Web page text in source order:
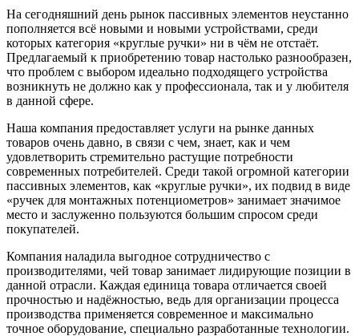
На сегодняшний день рынок пассивных элементов неустанно
пополняется всё новыми и новыми устройствами, среди
которых категория «круглые ручки» ни в чём не отстаёт.
Предлагаемый к приобретению товар настолько разнообразен,
что проблем с выбором идеально подходящего устройства
возникнуть не должно как у профессионала, так и у любителя
в данной сфере.
Наша компания предоставляет услуги на рынке данных
товаров очень давно, в связи с чем, знает, как и чем
удовлетворить стремительно растущие потребности
современных потребителей. Среди такой огромной категории
пассивных элементов, как «круглые ручки», их подвид в виде
«ручек для монтажных потенциометров» занимает значимое
место и заслуженно пользуются большим спросом среди
покупателей.
Компания наладила выгодное сотрудничество с
производителями, чей товар занимает лидирующие позиции в
данной отрасли. Каждая единица товара отличается своей
прочностью и надёжностью, ведь для организации процесса
производства применяется современное и максимально
точное оборудование, специально разработанные технологии.